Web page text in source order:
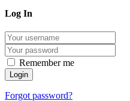
Log In
Remember me
Forgot password?